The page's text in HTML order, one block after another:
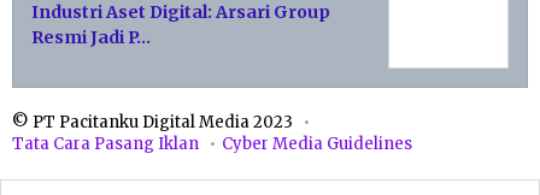
Industri Aset Digital: Arsari Group
Resmi Jadi P…
© PT Pacitanku Digital Media 2023
Tata Cara Pasang Iklan
Cyber Media Guidelines